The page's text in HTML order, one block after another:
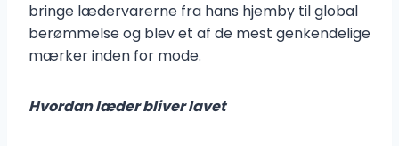
bringe lædervarerne fra hans hjemby til global
berømmelse og blev et af de mest genkendelige
mærker inden for mode.
Hvordan læder bliver lavet